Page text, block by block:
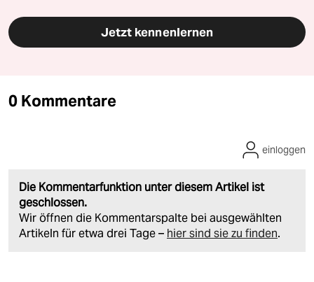
Jetzt kennenlernen
0 Kommentare
Die Kommentarfunktion unter diesem Artikel ist
geschlossen.
Wir öffnen die Kommentarspalte bei ausgewählten
Artikeln für etwa drei Tage – hier sind sie zu finden.
einloggen